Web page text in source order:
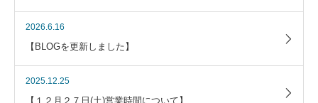
2026.6.16
【BLOGを更新しました】
2025.12.25
【１２月２７日(土)営業時間について】